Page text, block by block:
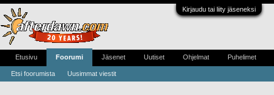
Kirjaudu tai liity jäseneksi
Etusivu Foorumi
Etsi foorumista Uusimmat viestit
Jäsenet Uutiset Ohjelmat Puhelimet